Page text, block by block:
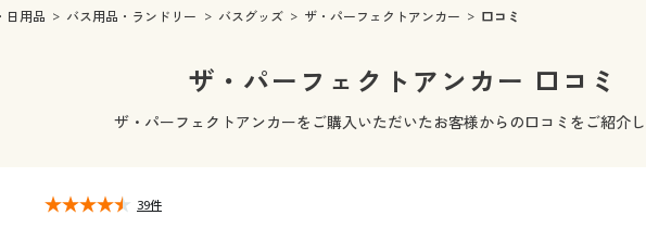
て
ナー・下着通販すべてメンズ通販すべて
メンズファッション
メンズ下着
家電・雑貨すべて
家電
キッチン・雑貨・日用品
寝具・インテリア・家具通販すべて
家具・収納
寝具・ベッド
美容・健康通販すべ
美容・健康・サプ
ジュ
日用品 バス用品・ランドリー バスグッズ ザ・パーフェクトアンカー 口コミ
ザ・パーフェクトアンカー 口コミ
ザ・パーフェクトアンカーをご購入いただいたお客様からの口コミをご紹介
39件